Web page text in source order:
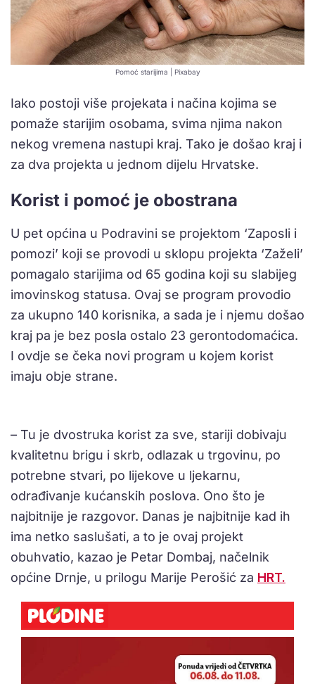
Pomoć starijima | Pixabay
Iako postoji više projekata i načina kojima se
pomaže starijim osobama, svima njima nakon
nekog vremena nastupi kraj. Tako je došao kraj i
za dva projekta u jednom dijelu Hrvatske.
Korist i pomoć je obostrana
U pet općina u Podravini se projektom ‘Zaposli i
pomozi’ koji se provodi u sklopu projekta ‘Zaželi’
pomagalo starijima od 65 godina koji su slabijeg
imovinskog statusa. Ovaj se program provodio
za ukupno 140 korisnika, a sada je i njemu došao
kraj pa je bez posla ostalo 23 gerontodomaćica.
I ovdje se čeka novi program u kojem korist
imaju obje strane.
– Tu je dvostruka korist za sve, stariji dobivaju
kvalitetnu brigu i skrb, odlazak u trgovinu, po
potrebne stvari, po lijekove u ljekarnu,
odrađivanje kućanskih poslova. Ono što je
najbitnije je razgovor. Danas je najbitnije kad ih
ima netko saslušati, a to je ovaj projekt
obuhvatio, kazao je Petar Dombaj, načelnik
općine Drnje, u prilogu Marije Perošić za HRT.